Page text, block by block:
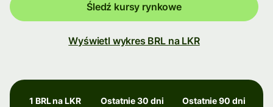
Śledź kursy rynkowe
Wyświetl wykres BRL na LKR
1 BRL na LKR Ostatnie 30 dni Ostatnie 90 dni